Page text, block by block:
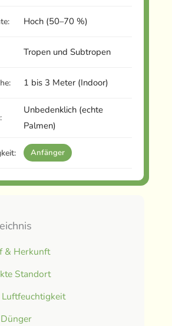
Hoch (50–70 %)
Tropen und Subtropen
1 bis 3 Meter (Indoor)
Unbedenklich (echte
Palmen)
Anfänger
& Herkunft
Standort